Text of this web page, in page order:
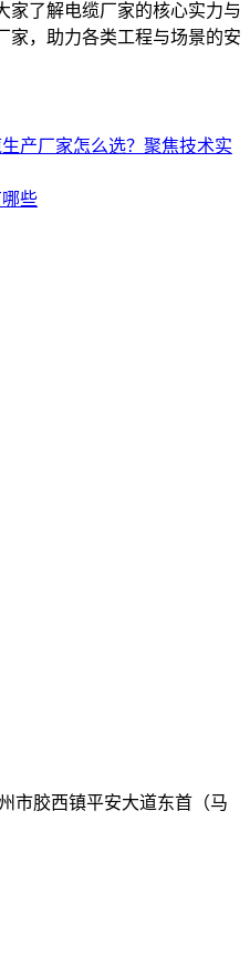
家了解电缆厂家的核心实力与
家，助力各类工程与场景的安
产厂家怎么选？聚焦技术实
些
市胶西镇平安大道东首（马